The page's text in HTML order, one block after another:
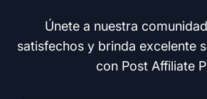
Únete a nuestra
satisfechos y brinda excelente
con Post Affiliate